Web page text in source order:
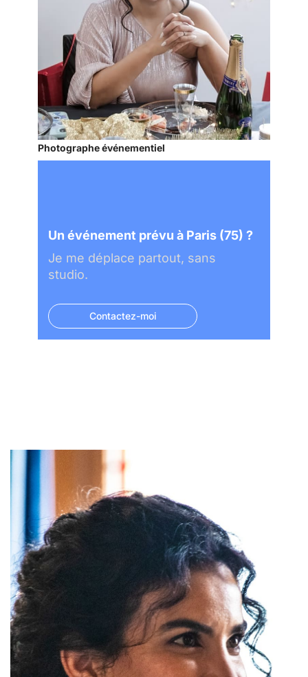
Photographe événementiel
Un événement prévu à Paris (75) ?
Je me déplace partout, sans
studio.
Contactez-moi